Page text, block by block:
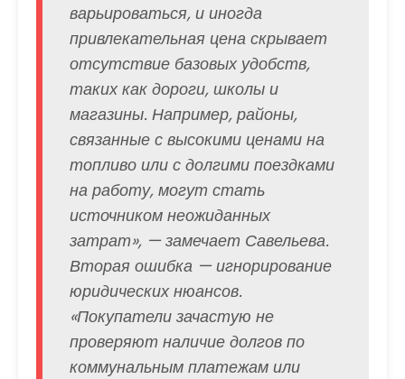
варьироваться, и иногда
привлекательная цена скрывает
отсутствие базовых удобств,
таких как дороги, школы и
магазины. Например, районы,
связанные с высокими ценами на
топливо или с долгими поездками
на работу, могут стать
источником неожиданных
затрат», — замечает Савельева.
Вторая ошибка — игнорирование
юридических нюансов.
«Покупатели зачастую не
проверяют наличие долгов по
коммунальным платежам или